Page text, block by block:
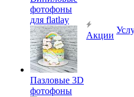
фотофоны
для flatlay
Пазловые 3D
фотофоны
Акции